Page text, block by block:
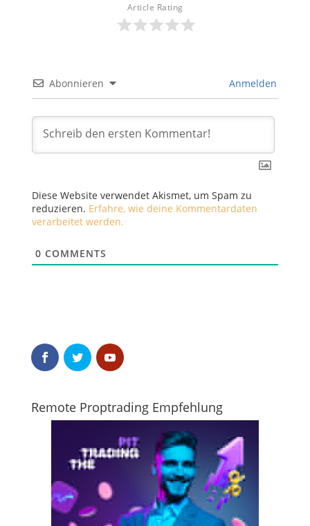
Article Rating
Abonnieren Anmelden
Diese Website verwendet Akismet, um Spam zu
reduzieren. Erfahre, wie deine Kommentardaten
verarbeitet werden.
0 COMMENTS
Remote Proptrading Empfehlung